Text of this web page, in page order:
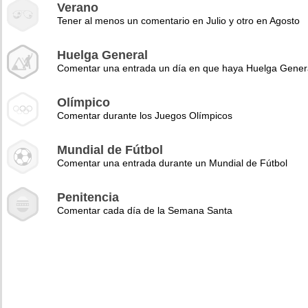
Verano
Tener al menos un comentario en Julio y otro en Agosto
Huelga General
Comentar una entrada un día en que haya Huelga
Olímpico
Comentar durante los Juegos Olímpicos
Mundial de Fútbol
Comentar una entrada durante un Mundial de Fútbol
Penitencia
Comentar cada día de la Semana Santa